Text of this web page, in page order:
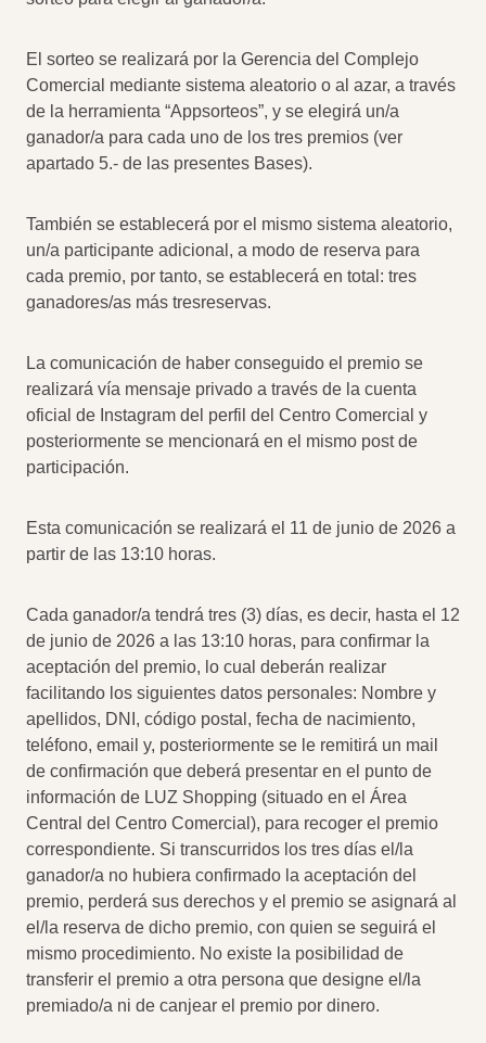
El sorteo se realizará por la Gerencia del Complejo
Comercial mediante sistema aleatorio o al azar, a través
de la herramienta “Appsorteos”, y se elegirá un/a
ganador/a para cada uno de los tres premios (ver
apartado 5.- de las presentes Bases).
También se establecerá por el mismo sistema aleatorio,
un/a participante adicional, a modo de reserva para
cada premio, por tanto, se establecerá en total: tres
ganadores/as más tresreservas.
La comunicación de haber conseguido el premio se
realizará vía mensaje privado a través de la cuenta
oficial de Instagram del perfil del Centro Comercial y
posteriormente se mencionará en el mismo post de
participación.
Esta comunicación se realizará el 11 de junio de 2026 a
partir de las 13:10 horas.
Cada ganador/a tendrá tres (3) días, es decir, hasta el 12
de junio de 2026 a las 13:10 horas, para confirmar la
aceptación del premio, lo cual deberán realizar
facilitando los siguientes datos personales: Nombre y
apellidos, DNI, código postal, fecha de nacimiento,
teléfono, email y, posteriormente se le remitirá un mail
de confirmación que deberá presentar en el punto de
información de LUZ Shopping (situado en el Área
Central del Centro Comercial), para recoger el premio
correspondiente. Si transcurridos los tres días el/la
ganador/a no hubiera confirmado la aceptación del
premio, perderá sus derechos y el premio se asignará al
el/la reserva de dicho premio, con quien se seguirá el
mismo procedimiento. No existe la posibilidad de
transferir el premio a otra persona que designe el/la
premiado/a ni de canjear el premio por dinero.